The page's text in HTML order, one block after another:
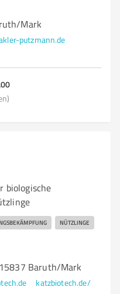
Mark
putzmann.de
biologische
NÜTZLINGE
Baruth/Mark
katzbiotech.de/